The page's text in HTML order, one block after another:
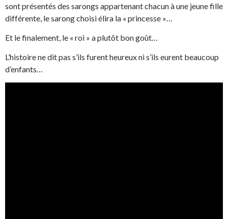
sont présentés des sarongs appartenant chacun à une jeune fille
différente, le sarong choisi élira la « princesse »…
Et le finalement, le « roi » a plutôt bon goût…
L’histoire ne dit pas s’ils furent heureux ni s’ils eurent beaucoup
d’enfants…